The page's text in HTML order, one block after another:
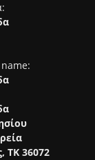
name:
ΤΚ 36072